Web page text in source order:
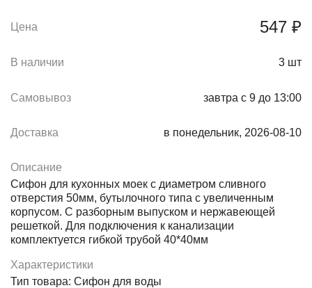
Цена 547 ₽
В наличии 3 шт
Самовывоз завтра с 9 до 13:00
Доставка в понедельник, 2026-08-10
Описание
Сифон для кухонных моек с диаметром сливного
отверстия 50мм, бутылочного типа с увеличенным
корпусом. С разборным выпуском и нержавеющей
решеткой. Для подключения к канализации
комплектуется гибкой трубой 40*40мм
Характеристики
Тип товара: Сифон для воды